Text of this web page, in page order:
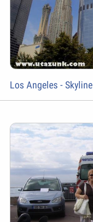
Los Angeles - Skyline